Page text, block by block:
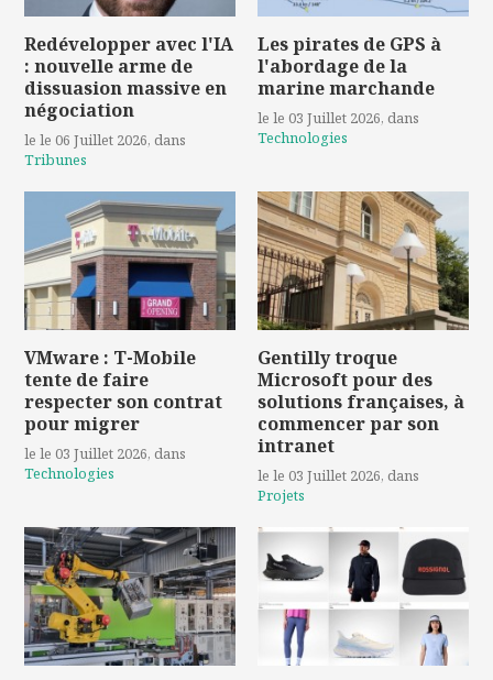
Redévelopper avec l'IA
: nouvelle arme de
dissuasion massive en
négociation
le le 06 Juillet 2026, dans
Tribunes
Les pirates de GPS à
l'abordage de la
marine marchande
le le 03 Juillet 2026, dans
Technologies
VMware : T-Mobile
tente de faire
respecter son contrat
pour migrer
le le 03 Juillet 2026, dans
Technologies
Gentilly troque
Microsoft pour des
solutions françaises, à
commencer par son
intranet
le le 03 Juillet 2026, dans
Projets